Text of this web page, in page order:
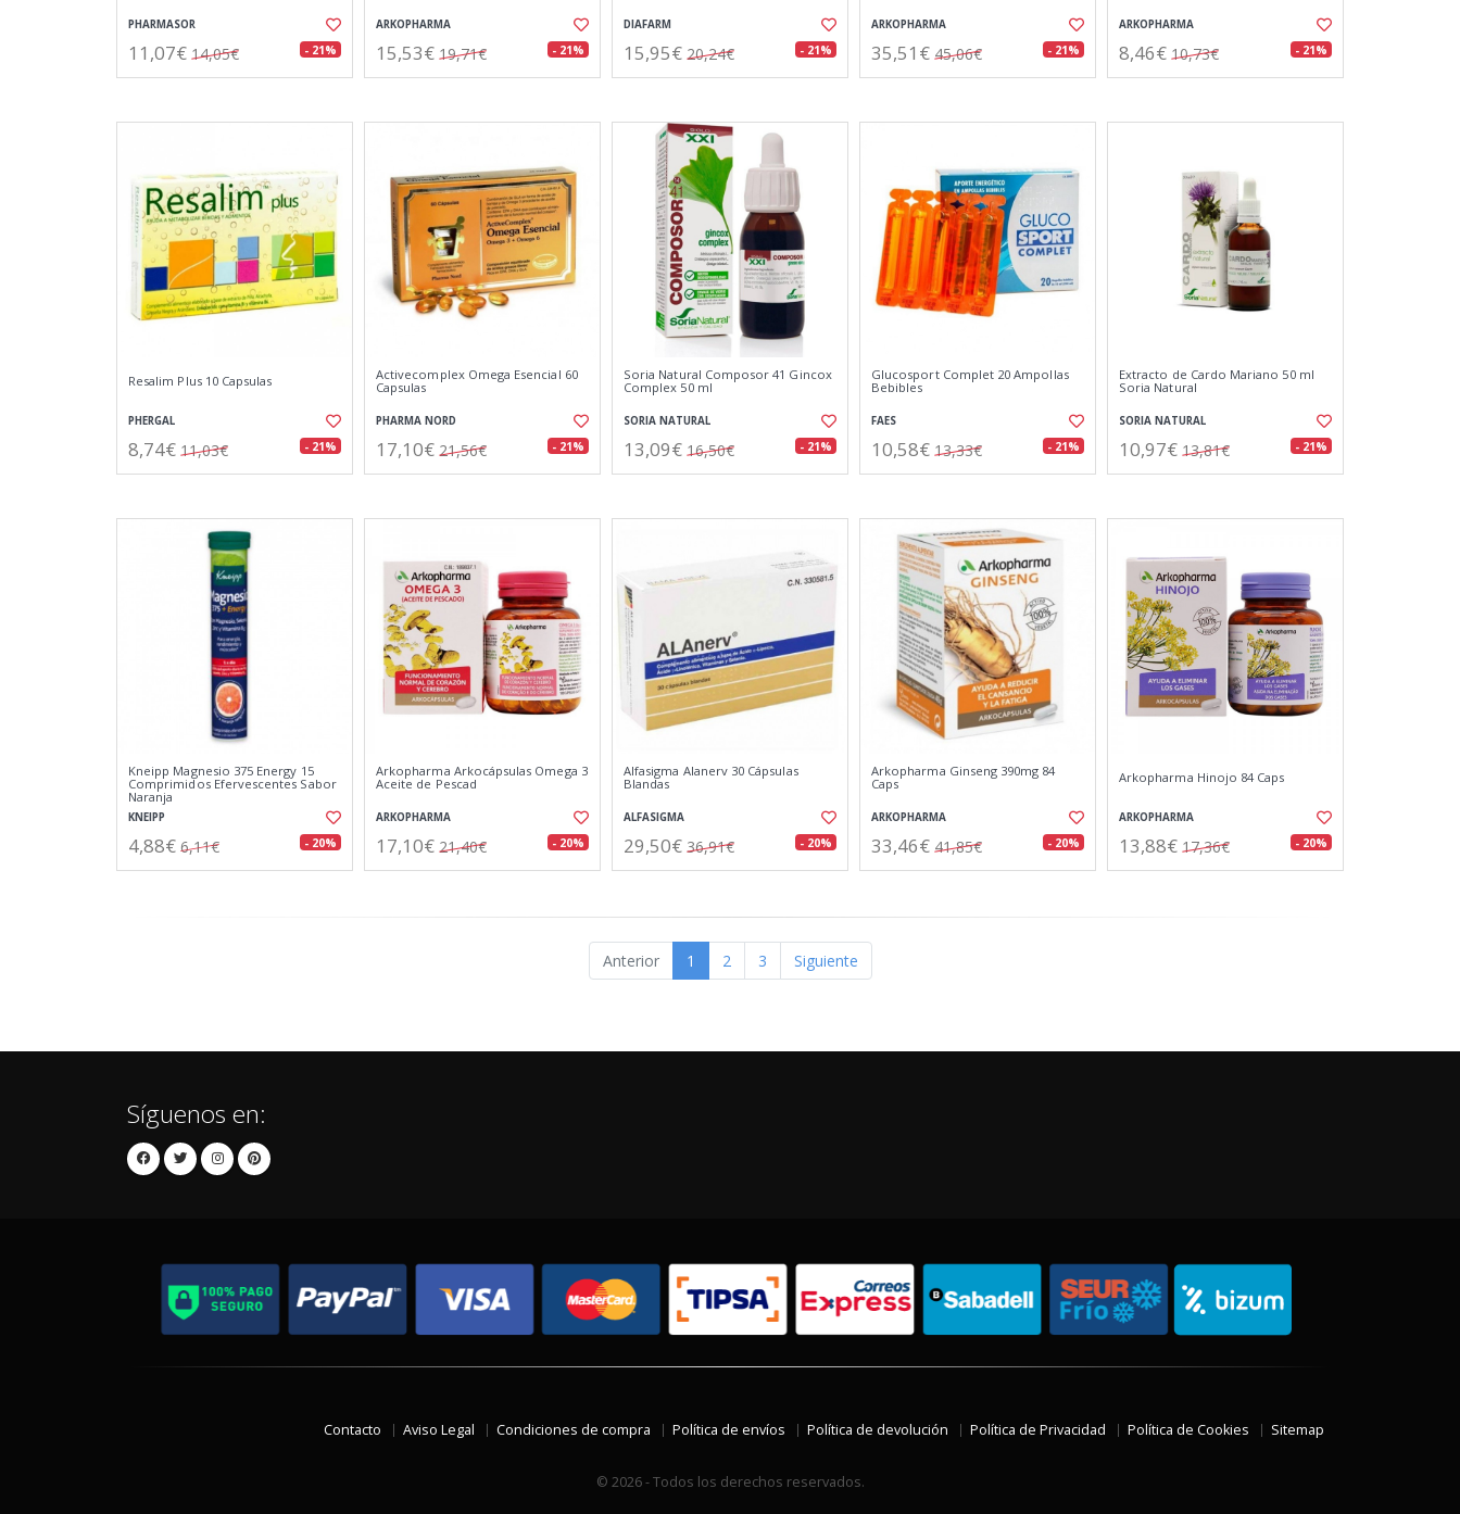
PHARMASOR
11,07€ 14,05€ - 21%
ARKOPHARMA
15,53€ 19,71€ - 21%
DIAFARM
15,95€ 20,24€ - 21%
ARKOPHARMA
35,51€ 45,06€ - 21%
ARKOPHARMA
8,46€ 10,73€ - 21%
Resalim Plus 10 Capsulas
PHERGAL
8,74€ 11,03€ - 21%
Activecomplex Omega Esencial 60
Capsulas
PHARMA NORD
17,10€ 21,56€ - 21%
Soria Natural Composor 41 Gincox
Complex 50 ml
SORIA NATURAL
13,09€ 16,50€ - 21%
Glucosport Complet 20 Ampollas
Bebibles
FAES
10,58€ 13,33€ - 21%
Extracto de Cardo Mariano 50 ml
Soria Natural
SORIA NATURAL
10,97€ 13,81€ - 21%
Kneipp Magnesio 375 Energy 15
Comprimidos Efervescentes Sabor
Naranja
KNEIPP
4,88€ 6,11€ - 20%
Arkopharma Arkocápsulas Omega 3
Aceite de Pescad
ARKOPHARMA
17,10€ 21,40€ - 20%
Alfasigma Alanerv 30 Cápsulas
Blandas
ALFASIGMA
29,50€ 36,91€ - 20%
Arkopharma Ginseng 390mg 84
Caps
ARKOPHARMA
33,46€ 41,85€ - 20%
Arkopharma Hinojo 84 Caps
ARKOPHARMA
13,88€ 17,36€ - 20%
Anterior 1 2 3 Siguiente
Síguenos en:
Contacto Aviso Legal Condiciones de compra Política de envíos Política de devolución Política de Privacidad Política de Cookies Sitemap
© 2026 - Todos los derechos reservados.